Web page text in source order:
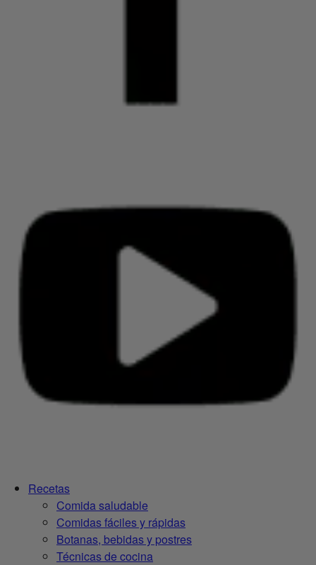
Recetas
Comida saludable
Comidas fáciles y rápidas
Botanas, bebidas y postres
Técnicas de cocina